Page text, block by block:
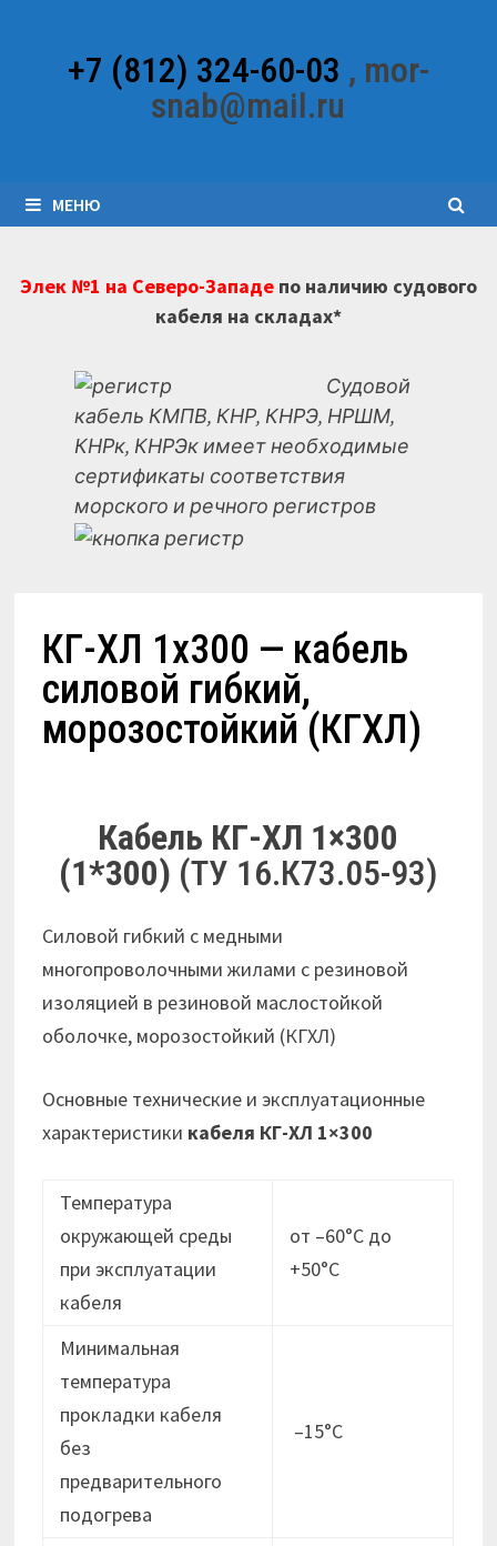
содержимому+7 (812) 324-60-03 , mor-
snab@mail.ru
МЕНЮ
Элек №1 на Северо-Западепо наличию судового
кабеля на складах*
Судовой
кабель КМПВ, КНР, КНРЭ, НРШМ,
КНРк, КНРЭк имеет необходимые
сертификаты соответствия
морского и речного регистров
КГ-ХЛ 1х300 — кабель
силовой гибкий,
морозостойкий (КГХЛ)
Кабель КГ-ХЛ 1×300
(1*300) (ТУ 16.К73.05-93)
Cиловой гибкий с медными
многопроволочными жилами с резиновой
изоляцией в резиновой маслостойкой
оболочке, морозостойкий (КГХЛ)
Основные технические и эксплуатационные
характеристики кабеля КГ-ХЛ 1×300
Температура
окружающей среды
при эксплуатации
кабеля
от –60°С до
+50°С
Минимальная
температура
прокладки кабеля
без
предварительного
подогрева
–15°С